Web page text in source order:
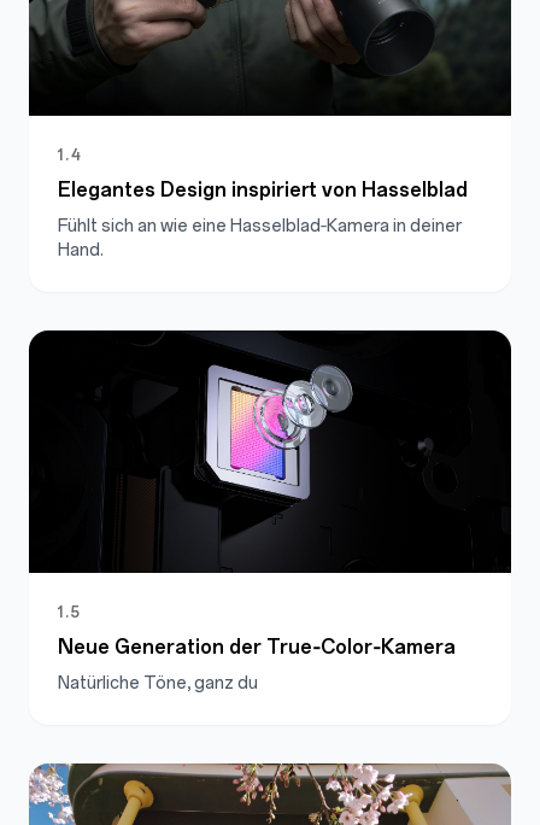
1.4
Elegantes Design inspiriert von Hasselblad
Fühlt sich an wie eine Hasselblad‑Kamera in deiner
Hand.
1.5
Neue Generation der True‑Color‑Kamera
Natürliche Töne, ganz du